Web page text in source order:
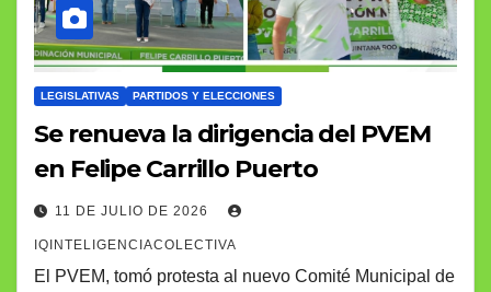
LEGISLATIVAS PARTIDOS Y ELECCIONES
Se renueva la dirigencia del PVEM
en Felipe Carrillo Puerto
11 DE JULIO DE 2026
IQINTELIGENCIACOLECTIVA
El PVEM, tomó protesta al nuevo Comité Municipal de